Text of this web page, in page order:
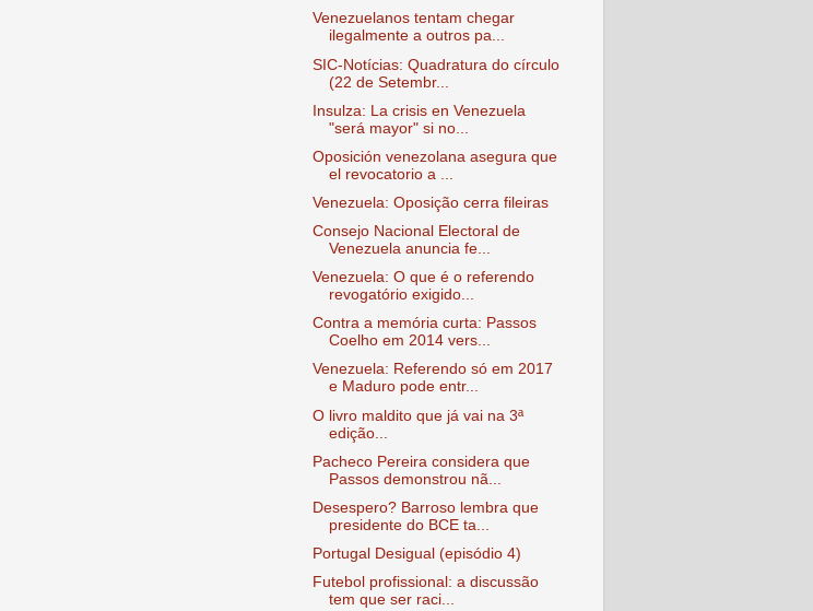
Venezuelanos tentam chegar
ilegalmente a outros pa...
SIC-Notícias: Quadratura do círculo
(22 de Setembr...
Insulza: La crisis en Venezuela
"será mayor" si no...
Oposición venezolana asegura que
el revocatorio a ...
Venezuela: Oposição cerra fileiras
Consejo Nacional Electoral de
Venezuela anuncia fe...
Venezuela: O que é o referendo
revogatório exigido...
Contra a memória curta: Passos
Coelho em 2014 vers...
Venezuela: Referendo só em 2017
e Maduro pode entr...
O livro maldito que já vai na 3ª
edição...
Pacheco Pereira considera que
Passos demonstrou nã...
Desespero? Barroso lembra que
presidente do BCE ta...
Portugal Desigual (episódio 4)
Futebol profissional: a discussão
tem que ser raci...